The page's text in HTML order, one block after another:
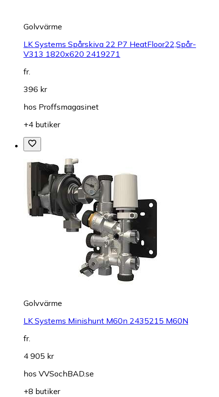
Golvvärme
LK Systems Spårskiva 22 P7 HeatFloor22,Spår-
V313 1820x620 2419271
fr.
396 kr
hos Proffsmagasinet
+4 butiker
Golvvärme
LK Systems Minishunt M60n 2435215 M60N
fr.
4 905 kr
hos VVSochBAD.se
+8 butiker